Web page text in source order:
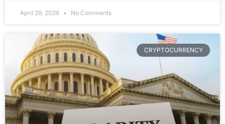
April 29, 2026 No Comments
CRYPTOCURRENCY